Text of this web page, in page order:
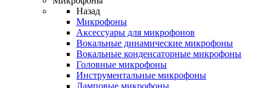
Назад
Микрофоны
Аксессуары для микрофонов
Вокальные динамические микрофоны
Вокальные конденсаторные микрофоны
Головные микрофоны
Инструментальные микрофоны
Ламповые микрофоны